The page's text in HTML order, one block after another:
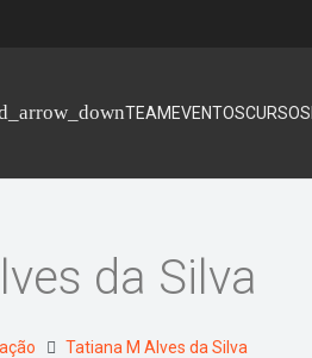
TEAM EVENTOSCURSOS
da Silva
Tatiana M Alves da Silva